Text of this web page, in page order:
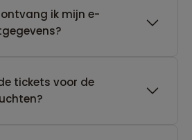
ontvang ik mijn e-
tickets voor de